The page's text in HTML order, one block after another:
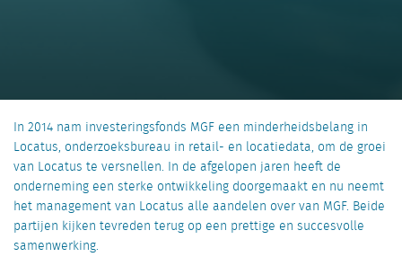
In 2014 nam investeringsfonds MGF een minderheidsbelang in
Locatus, onderzoeksbureau in retail- en locatiedata, om de groei
van Locatus te versnellen. In de afgelopen jaren heeft de
onderneming een sterke ontwikkeling doorgemaakt en nu neemt
het management van Locatus alle aandelen over van MGF. Beide
partijen kijken tevreden terug op een prettige en succesvolle
samenwerking.